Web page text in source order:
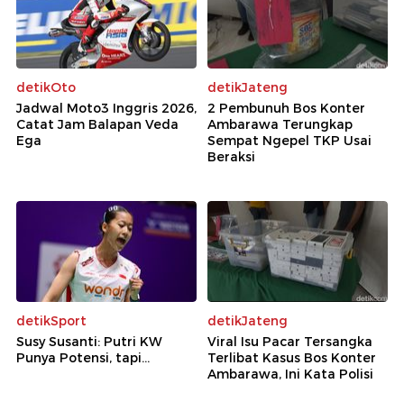
detikOto
Jadwal Moto3 Inggris 2026,
Catat Jam Balapan Veda
Ega
detikJateng
2 Pembunuh Bos Konter
Ambarawa Terungkap
Sempat Ngepel TKP Usai
Beraksi
detikSport
Susy Susanti: Putri KW
Punya Potensi, tapi...
detikJateng
Viral Isu Pacar Tersangka
Terlibat Kasus Bos Konter
Ambarawa, Ini Kata Polisi